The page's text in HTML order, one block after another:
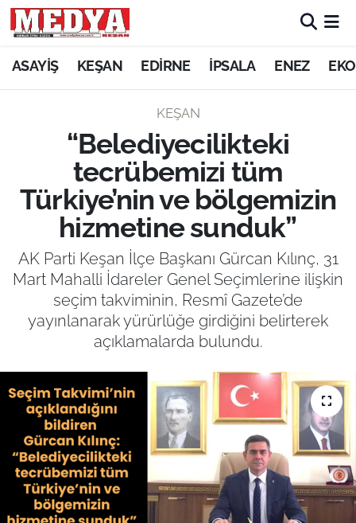
ASAYİŞ KEŞAN EDİRNE İPSALA ENEZ
KEŞAN
“Belediyecilikteki
tecrübemizi tüm
Türkiye’nin ve bölgemizin
hizmetine sunduk”
AK Parti Keşan İlçe Başkanı Gürcan Kılınç, 31
Mart Mahalli İdareler Genel Seçimlerine ilişkin
seçim takviminin, Resmî Gazete’de
yayınlanarak yürürlüğe girdiğini belirterek
açıklamalarda bulundu.
KEŞAN
ASAYİŞ
SİYASET
GÜNDEM
EKONOMİ
SAĞLIK
TARIM VE HAYVANCILIK
KÜLTÜR SANAT
RESMİ İLAN
SPOR